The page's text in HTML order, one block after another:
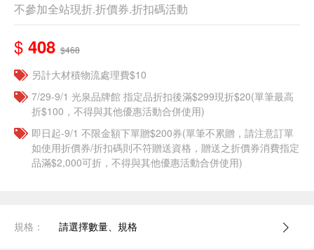
不參加全站現折.折價券.折扣碼活動
$ 408 $468
另計大材積物流處理費$10
7/29-9/1 光泉品牌館 指定品折扣後滿$299現折$20(單筆最高
折$100，不得與其他優惠活動合併使用)
即日起-9/1 不限金額下單贈$200券(單筆不累贈，請注意訂單
如使用折價券/折扣碼則不符贈送資格，贈送之折價券消費指定
品滿$2,000可折，不得與其他優惠活動合併使用)
規格： 請選擇數量、規格